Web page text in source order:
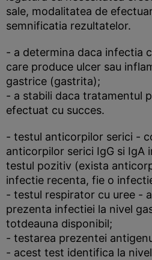
sale, modalitatea de
semnificatia rezultatelor.
- a determina daca infectia
care produce ulcer sau
gastrice (gastrita);
- a stabili daca tratamentul
efectuat cu succes.
- testul anticorpilor serici -
anticorpilor serici IgG si IgA
testul pozitiv (exista
infectie recenta, fie o
- testul respirator cu uree -
prezenta infectiei la nivel
totdeauna disponibil;
- testarea prezentei
- acest test identifica la